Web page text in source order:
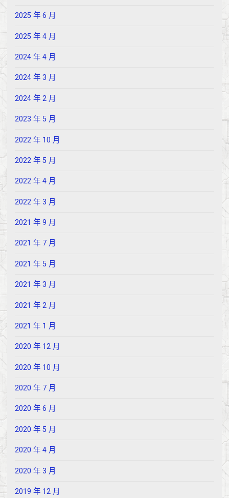
2025 年 6 月
2025 年 4 月
2024 年 4 月
2024 年 3 月
2024 年 2 月
2023 年 5 月
2022 年 10 月
2022 年 5 月
2022 年 4 月
2022 年 3 月
2021 年 9 月
2021 年 7 月
2021 年 5 月
2021 年 3 月
2021 年 2 月
2021 年 1 月
2020 年 12 月
2020 年 10 月
2020 年 7 月
2020 年 6 月
2020 年 5 月
2020 年 4 月
2020 年 3 月
2019 年 12 月